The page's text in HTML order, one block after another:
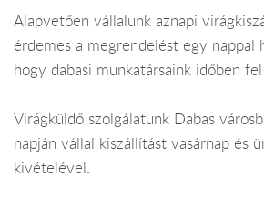
Alapvetően vállalunk aznapi
érdemes a megrendelést egy nappal
hogy dabasi munkatársaink időben
Virágküldő szolgálatunk Dabas
napján vállal kiszállítást vasárnap és
kivételével.